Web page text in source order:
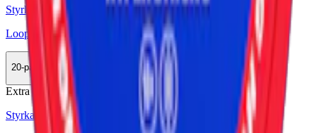
Styrka Normal · Slim
Loop Smooth Mint Strong
20-pack
598 kr
Extra Stark
Styrka Extra Stark · Slim